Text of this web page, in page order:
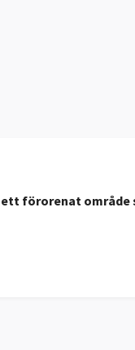
förorenat område